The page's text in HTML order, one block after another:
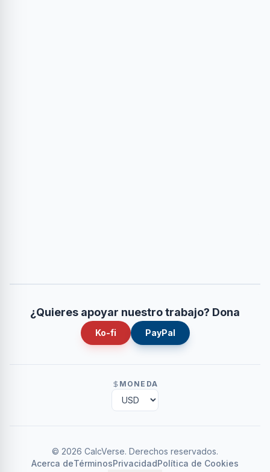
¿Quieres apoyar nuestro trabajo? Dona
Ko-fi PayPal
MONEDA
© 2026 CalcVerse. Derechos reservados.
Acerca deTérminosPrivacidadPolítica de Cookies